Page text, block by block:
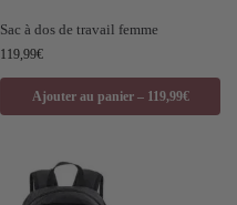
Sac à dos de travail femme
119,99€
Ajouter au panier – 119,99€